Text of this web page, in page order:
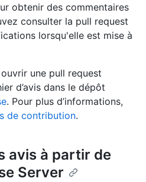
obtenir des commentaires
consulter la pull request
lorsqu'elle est mise à
une pull request
d’avis dans le dépôt
. Pour plus d’informations,
de contribution.
avis à partir de
Server